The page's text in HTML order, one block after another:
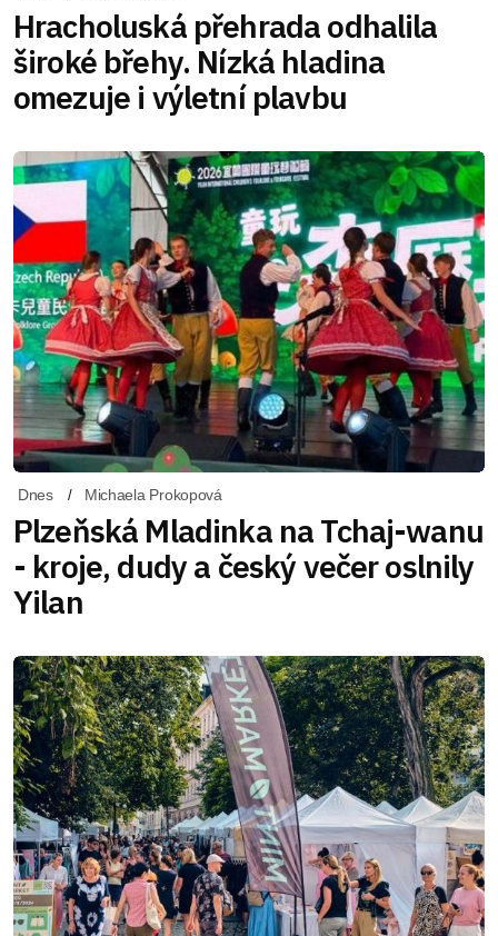
Hracholuská přehrada odhalila
široké břehy. Nízká hladina
omezuje i výletní plavbu
Dnes Michaela Prokopová
Plzeňská Mladinka na Tchaj-wanu
- kroje, dudy a český večer oslnily
Yilan